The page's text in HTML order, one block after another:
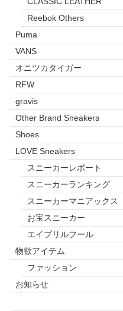
Reebok Others
Puma
VANS
オニツカタイガー
RFW
gravis
Other Brand Sneakers
Shoes
LOVE Sneakers
スニーカーレポート
スニーカーランキング
スニーカーマニアックス
お宝スニーカー
エイプリルフール
物欲アイテム
ファッション
お知らせ